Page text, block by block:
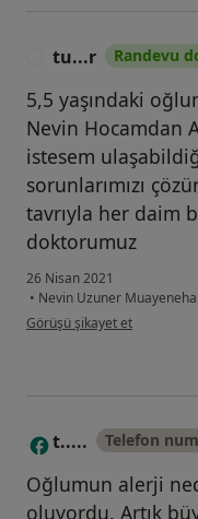
tu...r Randevu
5,5 yaşındaki
Nevin Hocamdan
istesem
sorunlarımızı
tavrıyla her daim
doktorumuz
26 Nisan 2021
• Nevin Uzuner
kullanıcının görüşüne göre
Görüşü şikayet et
T t..... Telefon
Oğlumun alerji
oluyordu. Artık